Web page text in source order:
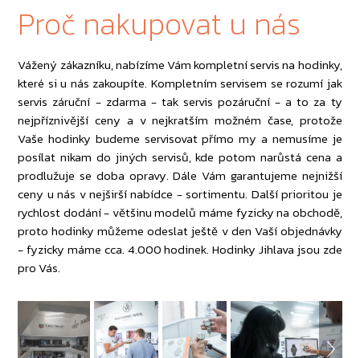
Proč nakupovat u nás
Vážený zákazníku, nabízíme Vám kompletní servis na hodinky,
které si u nás zakoupíte. Kompletním servisem se rozumí jak
servis záruční - zdarma - tak servis pozáruční - a to za ty
nejpříznivější ceny a v nejkratším možném čase, protože
Vaše hodinky budeme servisovat přímo my a nemusíme je
posílat nikam do jiných servisů, kde potom narůstá cena a
prodlužuje se doba opravy. Dále Vám garantujeme nejnižší
ceny u nás v nejširší nabídce - sortimentu. Další prioritou je
rychlost dodání - většinu modelů máme fyzicky na obchodě,
proto hodinky můžeme odeslat ještě v den Vaší objednávky
- fyzicky máme cca. 4.000 hodinek. Hodinky Jihlava jsou zde
pro Vás.